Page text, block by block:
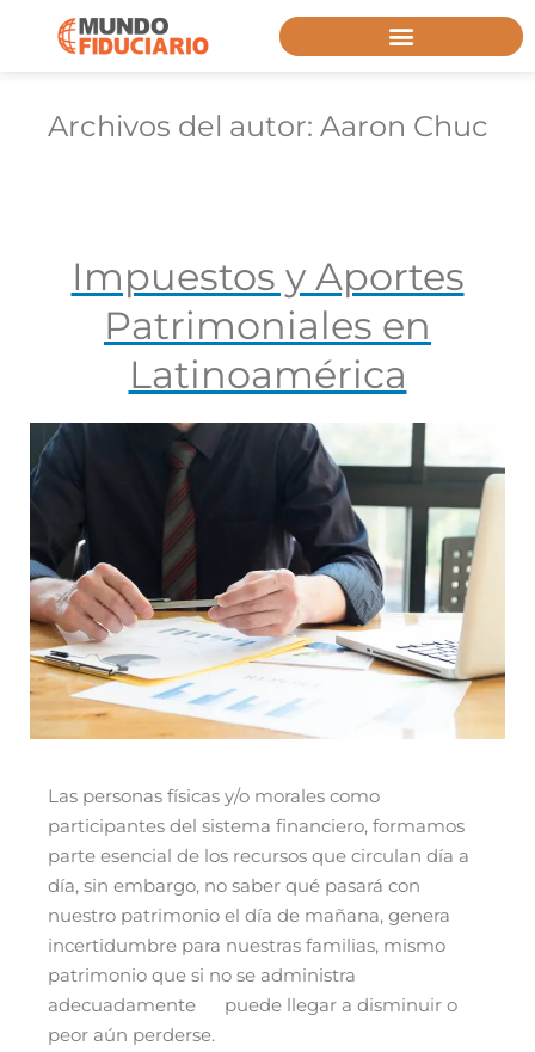
Archivos del autor: Aaron Chuc
Impuestos y Aportes
Patrimoniales en
Latinoamérica
Las personas físicas y/o morales como
participantes del sistema financiero, formamos
parte esencial de los recursos que circulan día a
día, sin embargo, no saber qué pasará con
nuestro patrimonio el día de mañana, genera
incertidumbre para nuestras familias, mismo
patrimonio que si no se administra
adecuadamente
puede llegar a disminuir o
peor aún perderse.